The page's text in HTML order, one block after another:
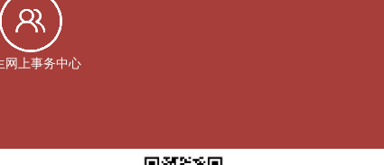
网上事务中心